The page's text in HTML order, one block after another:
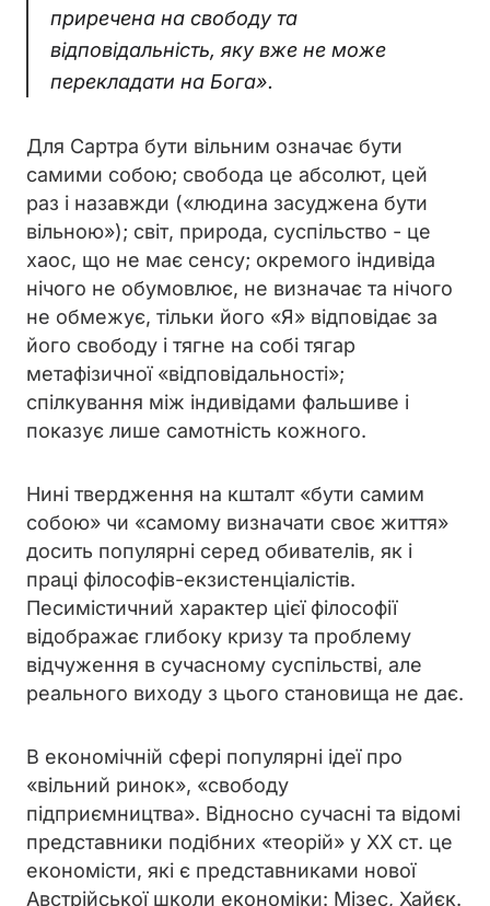
приречена на свободу та
відповідальність, яку вже не може
перекладати на Бога».
Для Сартра бути вільним означає бути
самими собою; свобода це абсолют, цей
раз і назавжди («людина засуджена бути
вільною»); світ, природа, суспільство - це
хаос, що не має сенсу; окремого індивіда
нічого не обумовлює, не визначає та нічого
не обмежує, тільки його «Я» відповідає за
його свободу і тягне на собі тягар
метафізичної «відповідальності»;
спілкування між індивідами фальшиве і
показує лише самотність кожного.
Нині твердження на кшталт «бути самим
собою» чи «самому визначати своє життя»
досить популярні серед обивателів, як і
праці філософів-екзистенціалістів.
Песимістичний характер цієї філософії
відображає глибоку кризу та проблему
відчуження в сучасному суспільстві, але
реального виходу з цього становища не дає.
В економічній сфері популярні ідеї про
«вільний ринок», «свободу
підприємництва». Відносно сучасні та відомі
представники подібних «теорій» у ХХ ст. це
економісти, які є представниками нової
Австрійської школи економіки: Мізес, Хайєк.